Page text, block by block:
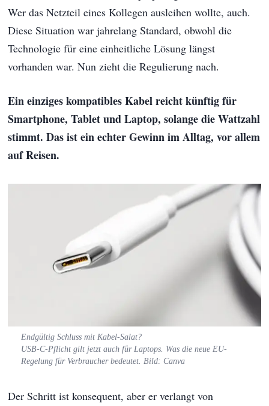
Wer das Netzteil eines Kollegen ausleihen wollte, auch.
Diese Situation war jahrelang Standard, obwohl die
Technologie für eine einheitliche Lösung längst
vorhanden war. Nun zieht die Regulierung nach.
Ein einziges kompatibles Kabel reicht künftig für
Smartphone, Tablet und Laptop, solange die Wattzahl
stimmt. Das ist ein echter Gewinn im Alltag, vor allem
auf Reisen.
Endgültig Schluss mit Kabel-Salat?
USB-C-Pflicht gilt jetzt auch für Laptops. Was die neue EU-
Regelung für Verbraucher bedeutet. Bild: Canva
Der Schritt ist konsequent, aber er verlangt von